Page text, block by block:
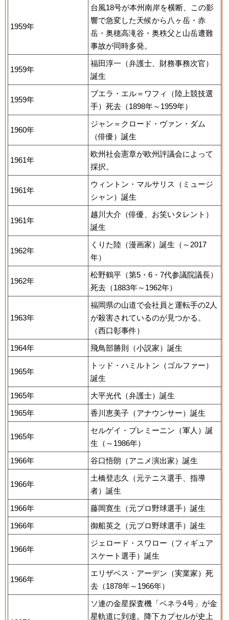
1959年
台風18号が本州南岸を横断、この影
響で急変した天候から八ヶ岳・赤
岳・奥穂高滝谷・奥秩父と山岳遭難
事故が同時多発。
1959年
福田淳一（弁護士、財務事務次官）
誕生
1959年
ブエラ・エル＝ワフィ（陸上競技選
手）死去（1898年～1959年）
1960年
ジャン＝クロード・ヴァン・ダム
（俳優）誕生
1961年
欧州社会憲章が欧州評議会によって
採択。
1961年
ウィントン・マルサリス（ミュージ
シャン）誕生
1961年
越川大介（俳優、お笑いタレント）
誕生
1962年
くりた陸（漫画家）誕生（～2017
年）
1962年
松野鶴平（第5・6・7代参議院議長）
死去（1883年～1962年）
1963年
福岡県の山道で会社員と運転手の2人
が殺害されているのが見つかる。
（西口彰事件）
1964年
飛鳥部勝則（小説家）誕生
1965年
トッド・ハミルトン（ゴルファー）
誕生
1965年
大平光代（弁護士）誕生
1965年
香川恵美子（アナウンサー）誕生
1965年
セルゲイ・プレミーニン（軍人）誕
生（～1986年）
1966年
谷口悟朗（アニメ演出家）誕生
1966年
土橋登志久（元テニス選手、指導
者）誕生
1966年
藤岡寛生（元プロ野球選手）誕生
1966年
御船英之（元プロ野球選手）誕生
1966年
ジェロード・スワロー（フィギュア
スケート選手）誕生
1966年
エリザベス・アーデン（実業家）死
去（1878年～1966年）
ソ連の金星探査機「ベネラ4号」が金
星軌道に到達。降下カプセルが史上